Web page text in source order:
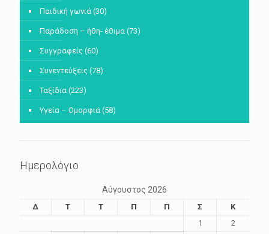
Παιδική γωνιά (30)
Παράδοση – ήθη- έθιμα (73)
Συγγραφείς (60)
Συνεντεύξεις (78)
Ταξίδια (223)
Υγεία – Ομορφιά (58)
Ημερολόγιο
Αύγουστος 2026
Δ Τ Τ Π Π Σ
Κ
1
2